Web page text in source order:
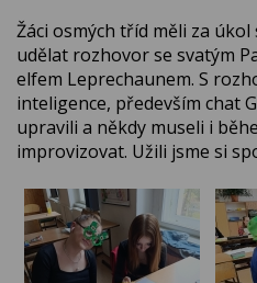
Žáci osmých tříd měli za
udělat rozhovor se svatým
elfem Leprechaunem. S
inteligence, především chat
upravili a někdy museli i
improvizovat. Užili jsme si